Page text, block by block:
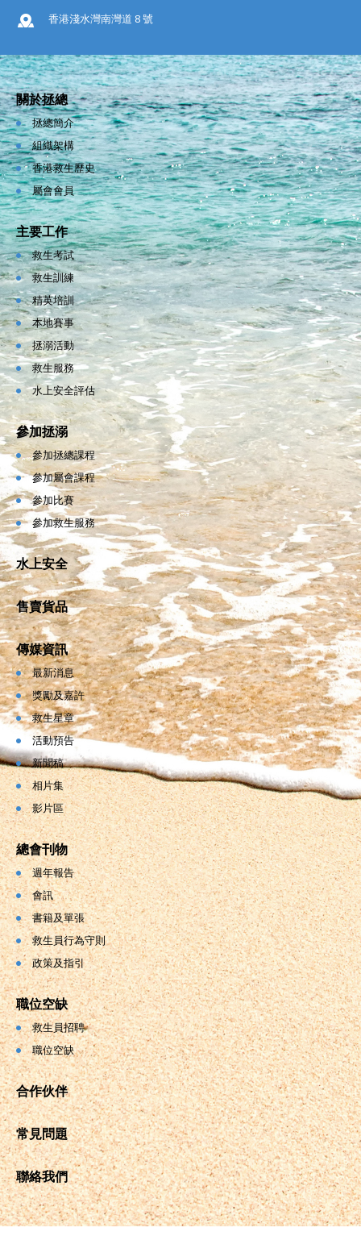
香港淺水灣南灣道 8 號
關於拯總
拯總簡介
組織架構
香港救生歷史
屬會會員
主要工作
救生考試
救生訓練
精英培訓
本地賽事
拯溺活動
救生服務
水上安全評估
參加拯溺
參加拯總課程
參加屬會課程
參加比賽
參加救生服務
水上安全
售賣貨品
傳媒資訊
最新消息
獎勵及嘉許
救生星章
活動預告
新聞稿
相片集
影片區
總會刊物
週年報告
會訊
書籍及單張
救生員行為守則
政策及指引
職位空缺
救生員招聘
職位空缺
合作伙伴
常見問題
聯絡我們